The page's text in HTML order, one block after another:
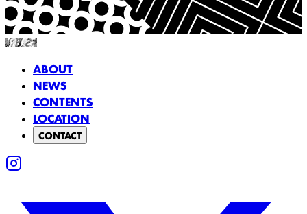
ABOUT
NEWS
CONTENTS
LOCATION
CONTACT